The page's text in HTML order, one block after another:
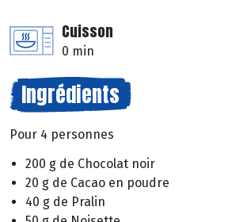
Cuisson
0 min
Ingrédients
Pour 4 personnes
200 g de Chocolat noir
20 g de Cacao en poudre
40 g de Pralin